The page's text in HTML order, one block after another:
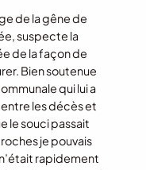
de la gêne de
suspecte la
de la façon de
Bien soutenue
qui lui a
les décès et
le souci passait
je pouvais
rapidement